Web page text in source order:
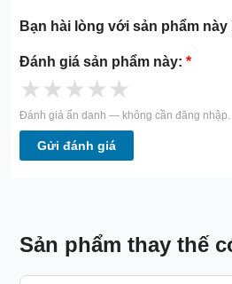
Bạn hài lòng với sản phẩm
Đánh giá sản phẩm này:*
★★★★★
Đánh giá ẩn danh — không cần đăng nhập.
Gửi đánh giá
Sản phẩm thay thế